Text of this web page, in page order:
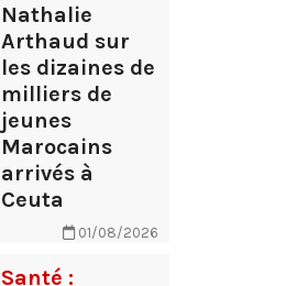
Nathalie
Arthaud sur
les dizaines de
milliers de
jeunes
Marocains
arrivés à
Ceuta
01/08/2026
Santé :